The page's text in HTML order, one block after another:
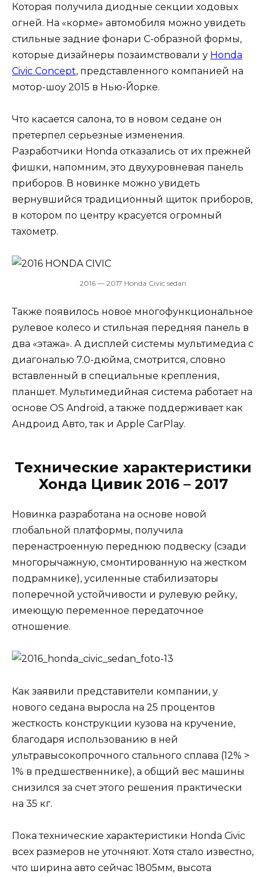
Которая получила диодные секции ходовых
огней. На «корме» автомобиля можно увидеть
стильные задние фонари С-образной формы,
которые дизайнеры позаимствовали у Honda
Civic Concept, представленного компанией на
мотор-шоу 2015 в Нью-Йорке.
Что касается салона, то в новом седане он
претерпел серьезные изменения.
Разработчики Honda отказались от их прежней
фишки, напомним, это двухуровневая панель
приборов. В новинке можно увидеть
вернувшийся традиционный щиток приборов,
в котором по центру красуется огромный
тахометр.
2016 — 2017 Honda Civic sedan
Также появилось новое многофункциональное
рулевое колесо и стильная передняя панель в
два «этажа». А дисплей системы мультимедиа с
диагональю 7.0-дюйма, смотрится, словно
вставленный в специальные крепления,
планшет. Мультимедийная система работает на
основе OS Android, а также поддерживает как
Андроид Авто, так и Apple CarPlay.
Технические характеристики
Хонда Цивик 2016 – 2017
Новинка разработана на основе новой
глобальной платформы, получила
перенастроенную переднюю подвеску (сзади
многорычажную, смонтированную на жестком
подрамнике), усиленные стабилизаторы
поперечной устойчивости и рулевую рейку,
имеющую переменное передаточное
отношение.
Как заявили представители компании, у
нового седана выросла на 25 процентов
жесткость конструкции кузова на кручение,
благодаря использованию в ней
ультравысокопрочного стального сплава (12% >
1% в предшественнике), а общий вес машины
снизился за счет этого решения практически
на 35 кг.
Пока технические характеристики Honda Civic
всех размеров не уточняют. Хотя стало известно,
что ширина авто сейчас 1805мм, высота